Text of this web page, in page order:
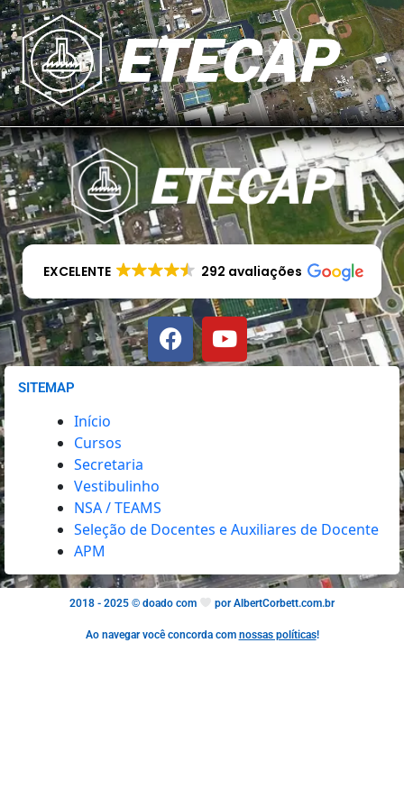
EXCELENTE 292 avaliações
Facebook
Youtube
SITEMAP
Início
Cursos
Secretaria
Vestibulinho
NSA / TEAMS
Seleção de Docentes e Auxiliares de Docente
APM
2018 - 2025 © doado com por AlbertCorbett.com.br
Ao navegar você concorda com nossas políticas!